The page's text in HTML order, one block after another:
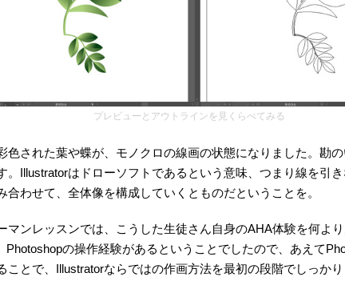
プレビューとアウトラインを見くらべてみる
色された葉や蝶が、モノクロの線画の状態になりました。勘
。Illustratorはドローソフトであるという意味、つまり線を引
合わせて、全体像を構成していくとものだということを。
マンレッスンでは、こうした生徒さん自身のAHA体験を何より
Photoshopの操作経験があるということでしたので、あえて
ことで、Illustratorならではの作画方法を最初の段階でしっか